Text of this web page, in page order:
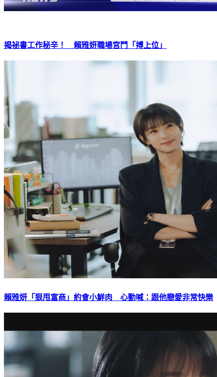
揭祕書工作秘辛！ 賴雅妍職場宮鬥「搏上位」
賴雅妍「狠甩富商」約會小鮮肉 心動喊：跟他戀愛非常快樂